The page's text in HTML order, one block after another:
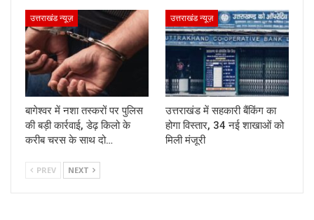
उत्तराखंड न्यूज़
बागेश्वर में नशा तस्करों पर पुलिस
की बड़ी कार्रवाई, डेढ़ किलो के
करीब चरस के साथ दो…
उत्तराखंड न्यूज़
उत्तराखंड में सहकारी बैंकिंग का
होगा विस्तार, 34 नई शाखाओं को
मिली मंजूरी
PREV NEXT